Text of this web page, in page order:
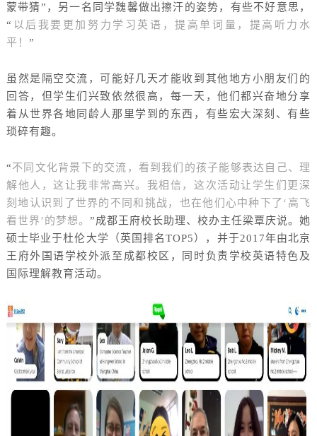
蒙带猜”，另一名同学魏馨做出擦汗的姿势，有些不好意思，
“ 以后我要更加努力学习英语，提高单词量，提高听力水
平！ ”
虽然是隔空交流，可能好几天才能收到其他地方小朋友们的
回答，但学生们兴致依然很高，每一天，他们都兴奋地分享
着从世界各地同龄人那里学到的东西，有些宏大深刻、有些
琐碎有趣。
“不同文化背景下的交流，看到我们的孩子能够表达自己、理
解他人，这让我非常高兴。我相信，这次活动让学生们更深
刻地认识到了世界的不同和挑战，也在他们心中种下了 ‘高飞
看世界’的梦想。 ”成都王府校长助理、校办主任梁覃庆说。她
硕士毕业于杜伦大学（英国排名TOP5），并于2017年由北京
王府外国语学校外派至成都校区，同时负责学校英语特色及
国际理解教育活动。